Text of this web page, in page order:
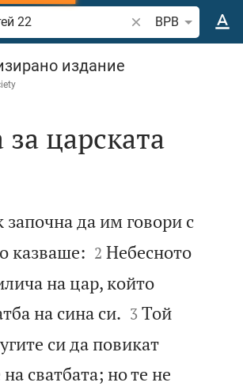
Търсете стих или
BPB
издание
царската
започна да им говори с
казваше: 

2 Небесното
на цар, който
на сина си. 

3 Той
си да повикат
сватбата; но те не